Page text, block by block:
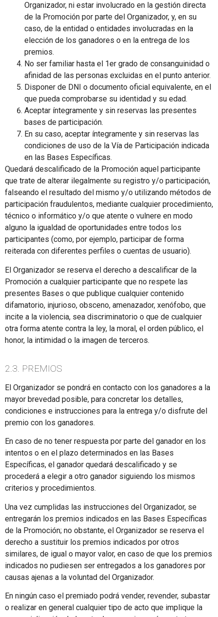
Organizador, ni estar involucrado en la gestión directa
de la Promoción por parte del Organizador, y, en su
caso, de la entidad o entidades involucradas en la
elección de los ganadores o en la entrega de los
premios.
No ser familiar hasta el 1er grado de consanguinidad o
afinidad de las personas excluidas en el punto anterior.
Disponer de DNI o documento oficial equivalente, en el
que pueda comprobarse su identidad y su edad.
Aceptar íntegramente y sin reservas las presentes
bases de participación.
En su caso, aceptar íntegramente y sin reservas las
condiciones de uso de la Vía de Participación indicada
en las Bases Específicas.
Quedará descalificado de la Promoción aquel participante
que trate de alterar ilegalmente su registro y/o participación,
falseando el resultado del mismo y/o utilizando métodos de
participación fraudulentos, mediante cualquier procedimiento,
técnico o informático y/o que atente o vulnere en modo
alguno la igualdad de oportunidades entre todos los
participantes (como, por ejemplo, participar de forma
reiterada con diferentes perfiles o cuentas de usuario).
El Organizador se reserva el derecho a descalificar de la
Promoción a cualquier participante que no respete las
presentes Bases o que publique cualquier contenido
difamatorio, injurioso, obsceno, amenazador, xenófobo, que
incite a la violencia, sea discriminatorio o que de cualquier
otra forma atente contra la ley, la moral, el orden público, el
honor, la intimidad o la imagen de terceros.
2.3. PREMIOS
El Organizador se pondrá en contacto con los ganadores a la
mayor brevedad posible, para concretar los detalles,
condiciones e instrucciones para la entrega y/o disfrute del
premio con los ganadores.
En caso de no tener respuesta por parte del ganador en los
intentos o en el plazo determinados en las Bases
Específicas, el ganador quedará descalificado y se
procederá a elegir a otro ganador siguiendo los mismos
criterios y procedimientos.
Una vez cumplidas las instrucciones del Organizador, se
entregarán los premios indicados en las Bases Específicas
de la Promoción; no obstante, el Organizador se reserva el
derecho a sustituir los premios indicados por otros
similares, de igual o mayor valor, en caso de que los premios
indicados no pudiesen ser entregados a los ganadores por
causas ajenas a la voluntad del Organizador.
En ningún caso el premiado podrá vender, revender, subastar
o realizar en general cualquier tipo de acto que implique la